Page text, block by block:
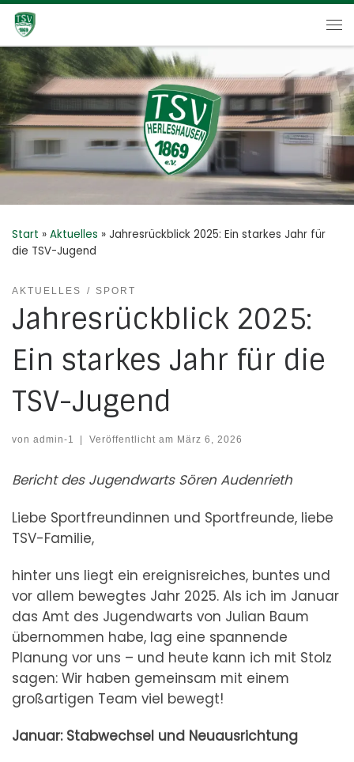
Zum Inhalt springen
Start » Aktuelles » Jahresrückblick 2025: Ein starkes Jahr für
die TSV-Jugend
AKTUELLES SPORT
Jahresrückblick 2025:
Ein starkes Jahr für die
TSV-Jugend
von admin-1 Veröffentlicht am März 6, 2026
Bericht des Jugendwarts Sören Audenrieth
Liebe Sportfreundinnen und Sportfreunde, liebe
TSV-Familie,
hinter uns liegt ein ereignisreiches, buntes und
vor allem bewegtes Jahr 2025. Als ich im Januar
das Amt des Jugendwarts von Julian Baum
übernommen habe, lag eine spannende
Planung vor uns – und heute kann ich mit Stolz
sagen: Wir haben gemeinsam mit einem
großartigen Team viel bewegt!
Januar: Stabwechsel und Neuausrichtung